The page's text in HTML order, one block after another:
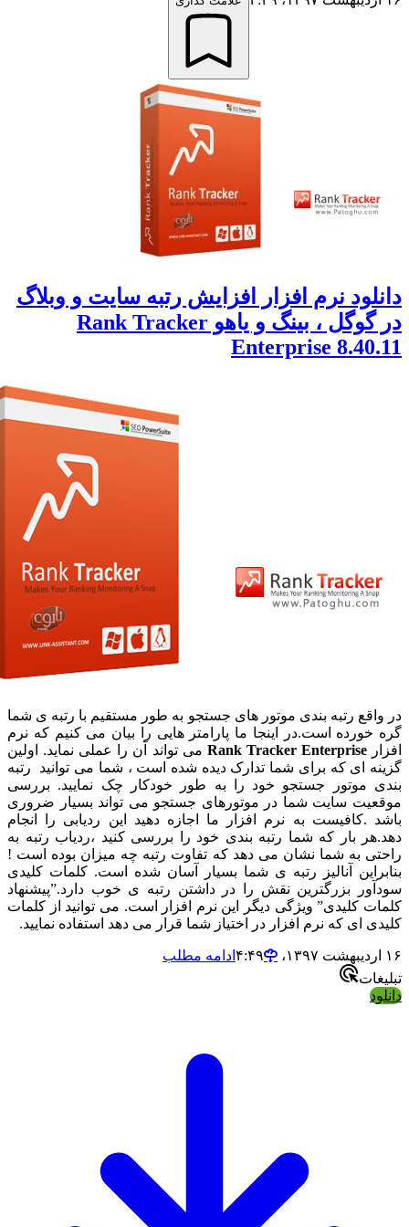
نرم افزار افزایش رتبه سایت و وبلاگ
در گوگل ، بینگ و یاهو Rank Tracker
Enterprise
رتبه بندی موتور های جستجو به طور مستقیم با رتبه ی شما
است.در اینجا ما پارامتر هایی را بیان می کنیم که نرم
Rank Tracker Enterpriseمی تواند آن را عملی نماید. اولین
ای که برای شما تدارک دیده شده است ، شما می توانید رتبه
موتور جستجو خود را به طور خودکار چک نمایید. بررسی
سایت شما در موتورهای جستجو می تواند بسیار ضروری
.کافیست به نرم افزار ما اجازه دهید این ردیابی را انجام
بار که شما رتبه بندی خود را بررسی کنید ،ردیاب رتبه به
به شما نشان می دهد که تفاوت رتبه چه میزان بوده است !
آنالیز رتبه ی شما بسیار آسان شده است. کلمات کلیدی
بزرگترین نقش را در داشتن رتبه ی خوب دارد.”پیشنهاد
کلیدی” ویژگی دیگر این نرم افزار است. می توانید از کلمات
ای که نرم افزار در اختیاز شما قرار می دهد استفاده نمایید.
ادامه مطلب